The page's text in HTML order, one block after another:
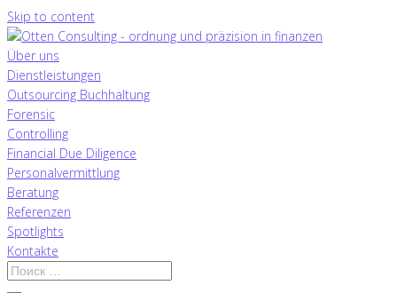
Skip to content
Über uns
Dienstleistungen
Outsourcing Buchhaltung
Forensic
Controlling
Financial Due Diligence
Personalvermittlung
Beratung
Referenzen
Spotlights
Kontakte